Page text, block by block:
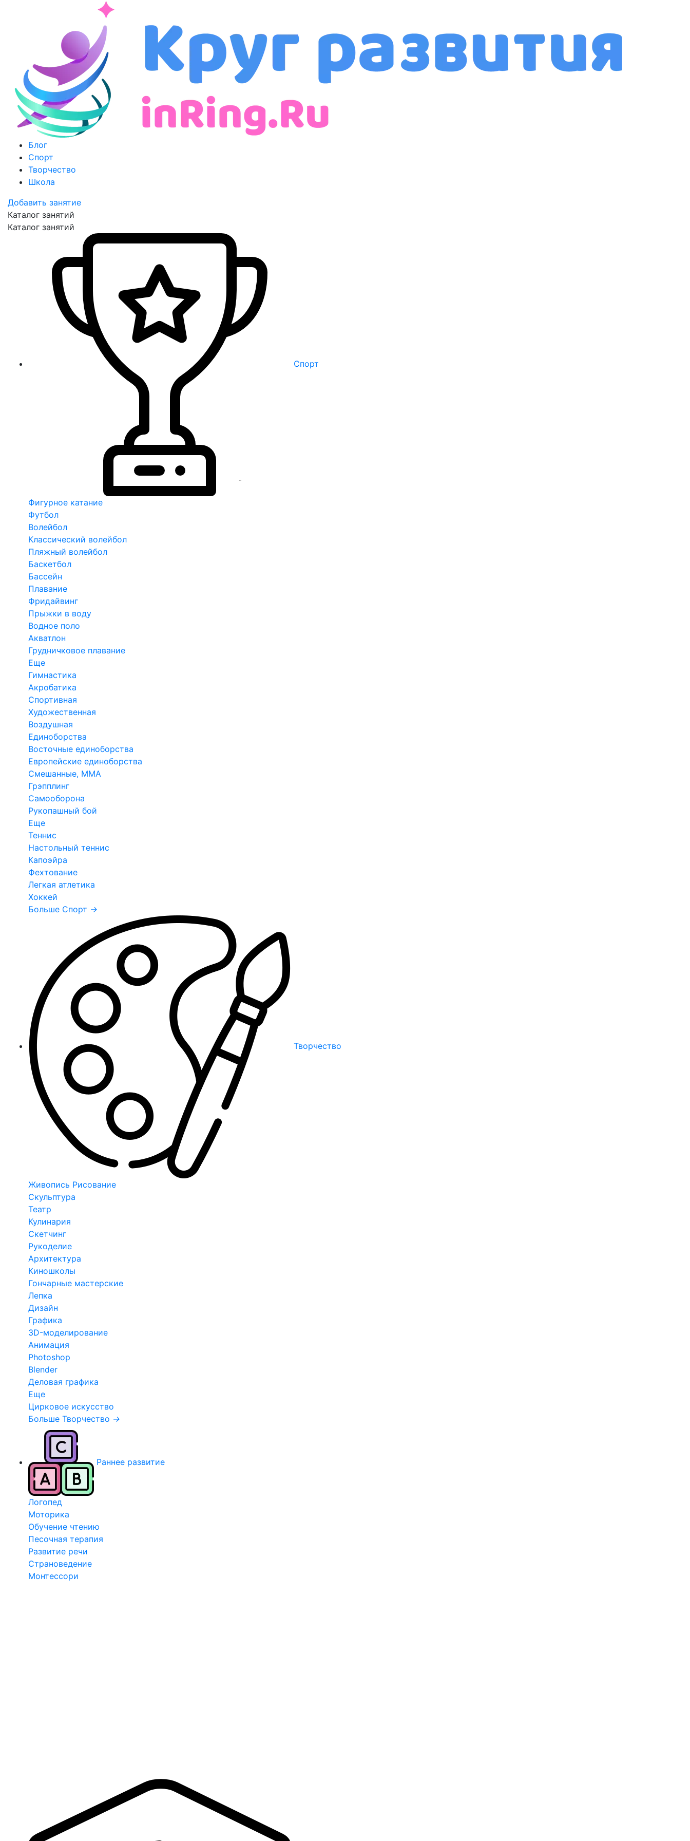
Блог
Спорт
Творчество
Школа
Добавить занятие
Каталог занятий
Каталог занятий
Спорт
Фигурное катание
Футбол
Волейбол
Классический волейбол
Пляжный волейбол
Баскетбол
Бассейн
Плавание
Фридайвинг
Прыжки в воду
Водное поло
Акватлон
Грудничковое плавание
Еще
Гимнастика
Акробатика
Спортивная
Художественная
Воздушная
Единоборства
Восточные единоборства
Европейские единоборства
Смешанные, ММА
Грэпплинг
Самооборона
Рукопашный бой
Еще
Теннис
Настольный теннис
Капоэйра
Фехтование
Легкая атлетика
Хоккей
Больше Спорт →
Творчество
Живопись Рисование
Скульптура
Театр
Кулинария
Скетчинг
Рукоделие
Архитектура
Киношколы
Гончарные мастерские
Лепка
Дизайн
Графика
3D-моделирование
Анимация
Photoshop
Blender
Деловая графика
Еще
Цирковое искусство
Больше Творчество →
Раннее развитие
Логопед
Моторика
Обучение чтению
Песочная терапия
Развитие речи
Страноведение
Монтессори